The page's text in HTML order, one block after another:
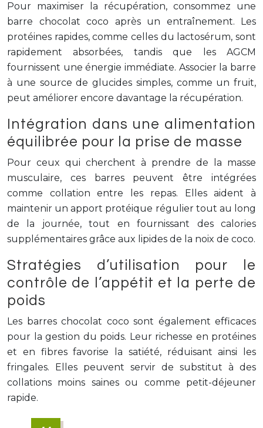
Pour maximiser la récupération, consommez une
barre chocolat coco après un entraînement. Les
protéines rapides, comme celles du lactosérum, sont
rapidement absorbées, tandis que les AGCM
fournissent une énergie immédiate. Associer la barre
à une source de glucides simples, comme un fruit,
peut améliorer encore davantage la récupération.
Intégration dans une alimentation
équilibrée pour la prise de masse
Pour ceux qui cherchent à prendre de la masse
musculaire, ces barres peuvent être intégrées
comme collation entre les repas. Elles aident à
maintenir un apport protéique régulier tout au long
de la journée, tout en fournissant des calories
supplémentaires grâce aux lipides de la noix de coco.
Stratégies d’utilisation pour le
contrôle de l’appétit et la perte de
poids
Les barres chocolat coco sont également efficaces
pour la gestion du poids. Leur richesse en protéines
et en fibres favorise la satiété, réduisant ainsi les
fringales. Elles peuvent servir de substitut à des
collations moins saines ou comme petit-déjeuner
rapide.